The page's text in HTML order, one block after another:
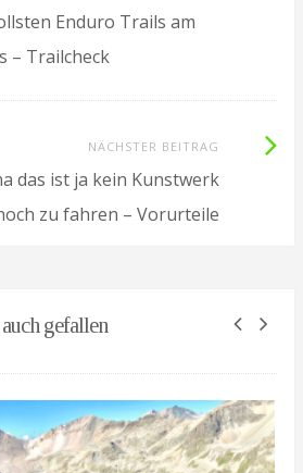
Enduro Trails am
– Trailcheck
NÄCHSTER BEITRAG
das ist ja kein Kunstwerk
zu fahren – Vorurteile
gefallen